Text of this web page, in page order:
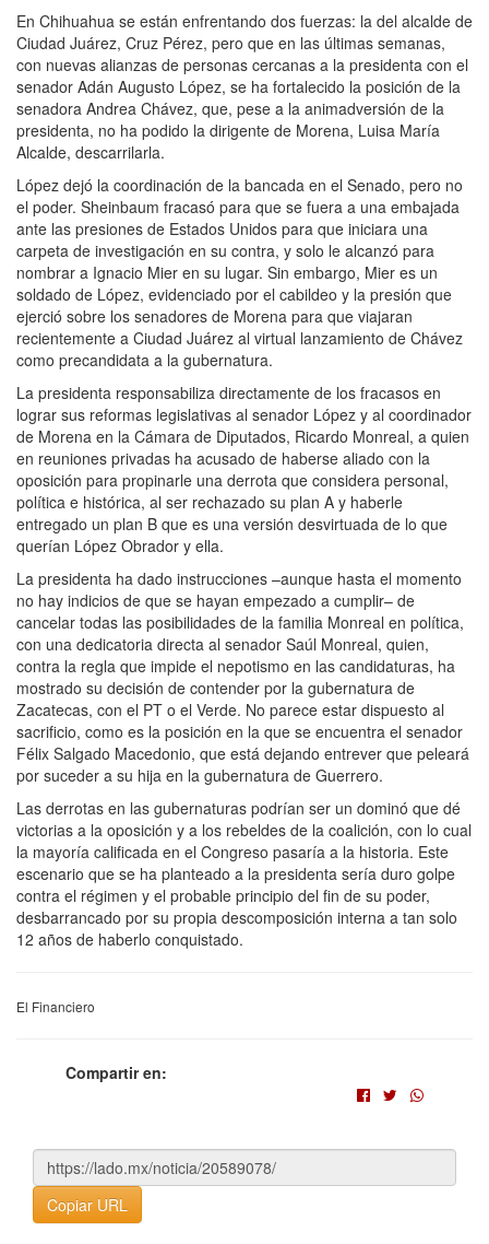
En Chihuahua se están enfrentando dos fuerzas: la del alcalde de
Ciudad Juárez, Cruz Pérez, pero que en las últimas semanas,
con nuevas alianzas de personas cercanas a la presidenta con el
senador Adán Augusto López, se ha fortalecido la posición de la
senadora Andrea Chávez, que, pese a la animadversión de la
presidenta, no ha podido la dirigente de Morena, Luisa María
Alcalde, descarrilarla.
López dejó la coordinación de la bancada en el Senado, pero no
el poder. Sheinbaum fracasó para que se fuera a una embajada
ante las presiones de Estados Unidos para que iniciara una
carpeta de investigación en su contra, y solo le alcanzó para
nombrar a Ignacio Mier en su lugar. Sin embargo, Mier es un
soldado de López, evidenciado por el cabildeo y la presión que
ejerció sobre los senadores de Morena para que viajaran
recientemente a Ciudad Juárez al virtual lanzamiento de Chávez
como precandidata a la gubernatura.
La presidenta responsabiliza directamente de los fracasos en
lograr sus reformas legislativas al senador López y al coordinador
de Morena en la Cámara de Diputados, Ricardo Monreal, a quien
en reuniones privadas ha acusado de haberse aliado con la
oposición para propinarle una derrota que considera personal,
política e histórica, al ser rechazado su plan A y haberle
entregado un plan B que es una versión desvirtuada de lo que
querían López Obrador y ella.
La presidenta ha dado instrucciones –aunque hasta el momento
no hay indicios de que se hayan empezado a cumplir– de
cancelar todas las posibilidades de la familia Monreal en política,
con una dedicatoria directa al senador Saúl Monreal, quien,
contra la regla que impide el nepotismo en las candidaturas, ha
mostrado su decisión de contender por la gubernatura de
Zacatecas, con el PT o el Verde. No parece estar dispuesto al
sacrificio, como es la posición en la que se encuentra el senador
Félix Salgado Macedonio, que está dejando entrever que peleará
por suceder a su hija en la gubernatura de Guerrero.
Las derrotas en las gubernaturas podrían ser un dominó que dé
victorias a la oposición y a los rebeldes de la coalición, con lo cual
la mayoría calificada en el Congreso pasaría a la historia. Este
escenario que se ha planteado a la presidenta sería duro golpe
contra el régimen y el probable principio del fin de su poder,
desbarrancado por su propia descomposición interna a tan solo
12 años de haberlo conquistado.
El Financiero
Compartir en:
Copiar URL